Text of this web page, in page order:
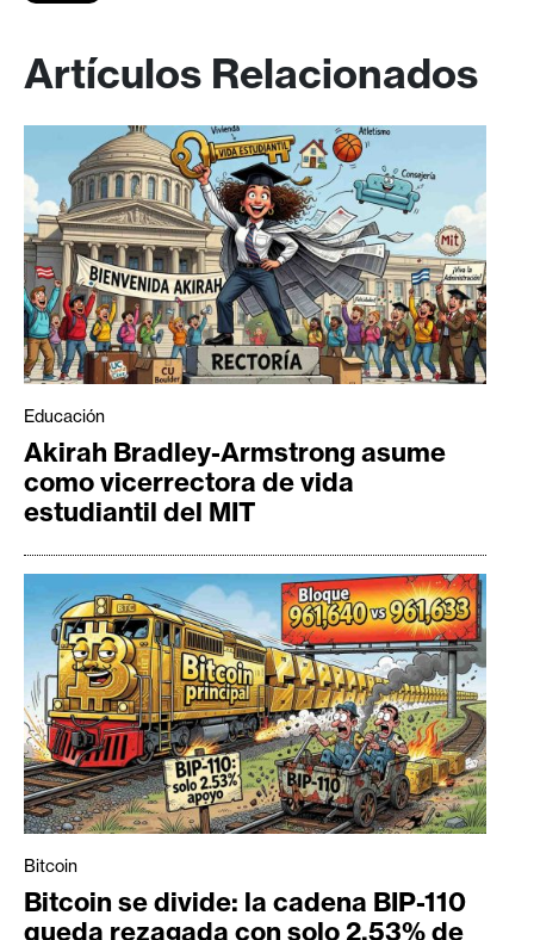
Artículos Relacionados
Educación
Akirah Bradley-Armstrong asume
como vicerrectora de vida
estudiantil del MIT
Bitcoin
Bitcoin se divide: la cadena BIP-110
queda rezagada con solo 2,53% de